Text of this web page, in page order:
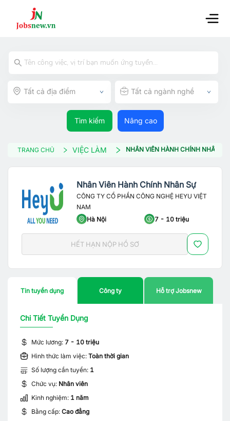
Tất cả địa điểm Tất cả ngành nghề
Tìm kiếm Nâng cao
TRANG CHỦ VIỆC LÀM NHÂN VIÊN HÀNH CHÍNH NHÂN SỰ
Nhân Viên Hành Chính Nhân Sự
CÔNG TY CỔ PHẦN CÔNG NGHỆ HEYU VIỆT
NAM
Hà Nội
7 - 10 triệu
HẾT HẠN NỘP HỒ SƠ
Tin tuyển dụng Công ty Hỗ trợ Jobsnew
Chi Tiết Tuyển Dụng
Mức lương: 7 - 10 triệu
Hình thức làm việc: Toàn thời gian
Số lượng cần tuyển: 1
Chức vụ: Nhân viên
Kinh nghiệm: 1 năm
Bằng cấp: Cao đẳng